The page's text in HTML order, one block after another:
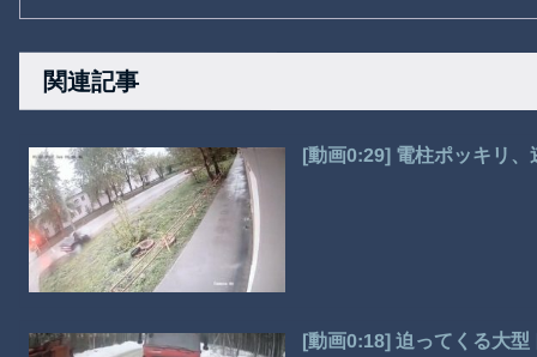
関連記事
[動画0:29] 電柱ポッキリ
[動画0:18] 迫ってくる大